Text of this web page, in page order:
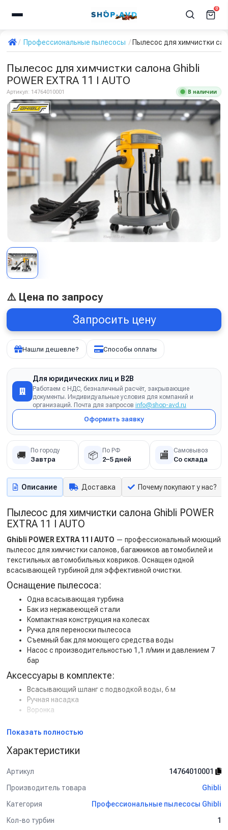
0
Профессиональные пылесосы Пылесос для химчистки
Пылесос для химчистки салона Ghibli
POWER EXTRA 11 I AUTO
Артикул: 14764010001 В наличии
⚠️ Цена по запросу
Запросить цену
Нашли дешевле? Способы оплаты
Для юридических лиц и B2B
Работаем с НДС, безналичный расчёт, закрывающие
документы. Индивидуальные условия для компаний и
организаций. Почта для запросов info@shop-avd.ru
Оформить заявку
🚚 По городу
Завтра 📦 По РФ
2–5 дней 🏬 Самовывоз
Со склада
Описание Доставка Почему покупают у нас?
Пылесос для химчистки салона Ghibli POWER
EXTRA 11 I AUTO
Ghibli POWER EXTRA 11 I AUTO — профессиональный моющий
пылесос для химчистки салонов, багажников автомобилей и
текстильных автомобильных ковриков. Оснащен одной
всасывающей турбиной для эффективной очистки.
Оснащение пылесоса:
Одна всасывающая турбина
Бак из нержавеющей стали
Компактная конструкция на колесах
Ручка для переноски пылесоса
Съемный бак для моющего средства воды
Насос с производительностью 1,1 л/мин и давлением 7
бар
Аксессуары в комплекте:
Всасывающий шланг с подводкой воды, 6 м
Ручная насадка
Воронка
Уборка багажников и текстильных ковриков
уровня
оборудования
Ghibli POWER EXTRA 11 I AUTOсочетает компактный и
прочный корпус из нержавеющей стали с надежной турбиной,
обеспечивая быструю и качественную химчистку салонов
Показать полностью
Характеристики
Артикул
14764010001
Производитель товара
Ghibli
Категория
Профессиональные пылесосы Ghibli
Кол-во турбин
1